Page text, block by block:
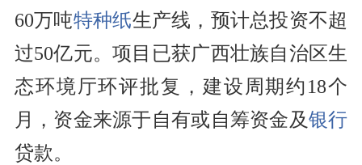
60万吨特种纸生产线，预计总投资不超
过50亿元。项目已获广西壮族自治区生
态环境厅环评批复，建设周期约18个
月，资金来源于自有或自筹资金及银行
贷款。